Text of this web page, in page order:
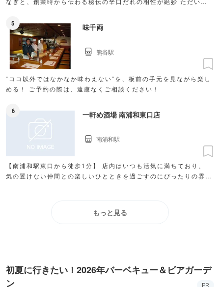
5 味千両
“ココ以外ではなかなか味わえない”を、板前の手元を見ながら楽し
める！ ご予約の際は、遠慮なくご相談ください！
熊谷駅
6 一軒め酒場 南浦和東口店
【南浦和駅東口から徒歩1分】 店内はいつも活気に満ちており、
気の置けない仲間との楽しいひとときを過ごすのにぴったりの雰囲
南浦和駅
もっと見る
初夏に行きたい！2026年バーベキュー＆ビアガーデ
ン
PR